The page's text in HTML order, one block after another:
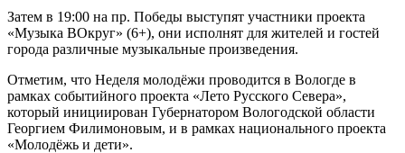
Затем в 19:00 на пр. Победы выступят участники проекта
«Музыка ВОкруг» (6+), они исполнят для жителей и гостей
города различные музыкальные произведения.
Отметим, что Неделя молодёжи проводится в Вологде в
рамках событийного проекта «Лето Русского Севера»,
который инициирован Губернатором Вологодской области
Георгием Филимоновым, и в рамках национального проекта
«Молодёжь и дети».